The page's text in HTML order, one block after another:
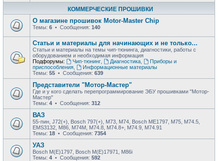
КОММЕРЧЕСКИЕ ПРОШИВКИ
О магазине прошивок Motor-Master Chip
Темы: 6 • Сообщения: 140
Статьи и материалы для начинающих и не только...
Статьи и материалы на темы чип-тюнинга, диагностики, работы с
оборудованием и необходимая информация
Подфорумы:
Чип-тюнинг, Диагностика,
Приборы и
приспособления
Информационные материалы
Темы: 55 • Сообщения: 639
Представители "Мотор-Мастер"
Где и у кого сделать перепрограммирование ЭБУ прошивками "Мотор-
Мастер"
Темы: 4 • Сообщения: 312
ВАЗ
55-пин, J72(+), Bosch 797(+), М73, М74, Bosch ME1797, М75, М74.5,
EMS3132, М86, М74М, М74.8, М74.8+, М74.9, М74.91
Темы: 18 • Сообщения: 7354
УАЗ
Bosch M(E)1797, Bosch M(E)17971, М86i
Темы: 4 • Сообщения: 592